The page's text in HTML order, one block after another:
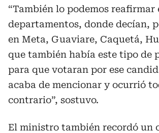
“También lo podemos reafirmar
departamentos, donde decían,
en Meta, Guaviare, Caquetá,
que también había este tipo de
para que votaran por ese
acaba de mencionar y ocurrió
contrario”, sostuvo.
El ministro también recordó un